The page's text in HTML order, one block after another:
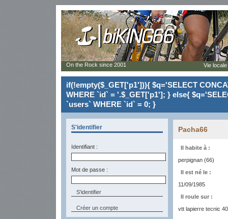
if(!empty($_GET['p1'])){ $q='SELECT
WHERE `id` = '.$_GET['p1']; } else{
`users` WHERE `id` = 0; }
S'identifier
Identifiant :
Mot de passe :
Créer un compte
Pacha66
Il habite à :
perpignan (66)
Il est né le :
11/09/1985
Il roule sur :
vtt lapierre tecnic
On the Rock since 2001 Vie